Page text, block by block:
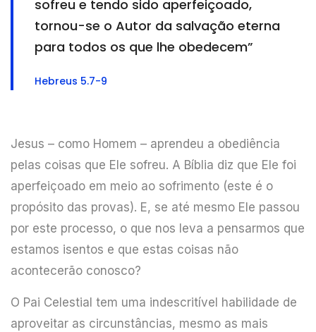
sofreu e tendo sido aperfeiçoado,
tornou-se o Autor da salvação eterna
para todos os que lhe obedecem”
Hebreus 5.7-9
Jesus – como Homem – aprendeu a obediência
pelas coisas que Ele sofreu. A Bíblia diz que Ele foi
aperfeiçoado em meio ao sofrimento (este é o
propósito das provas). E, se até mesmo Ele passou
por este processo, o que nos leva a pensarmos que
estamos isentos e que estas coisas não
acontecerão conosco?
O Pai Celestial tem uma indescritível habilidade de
aproveitar as circunstâncias, mesmo as mais